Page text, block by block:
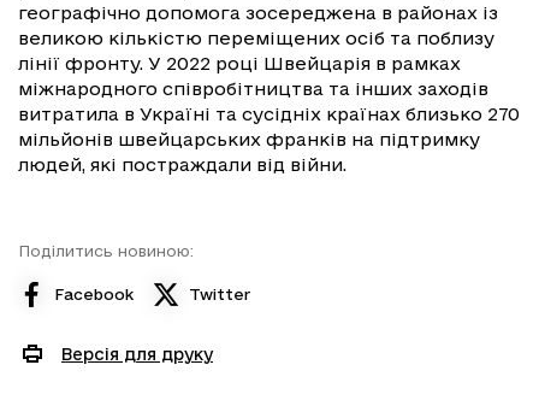
географічно допомога зосереджена в районах із
великою кількістю переміщених осіб та поблизу
лінії фронту. У 2022 році Швейцарія в рамках
міжнародного співробітництва та інших заходів
витратила в Україні та сусідніх країнах близько 270
мільйонів швейцарських франків на підтримку
людей, які постраждали від війни.
Поділитись новиною:
Facebook Twitter
Версія для друку